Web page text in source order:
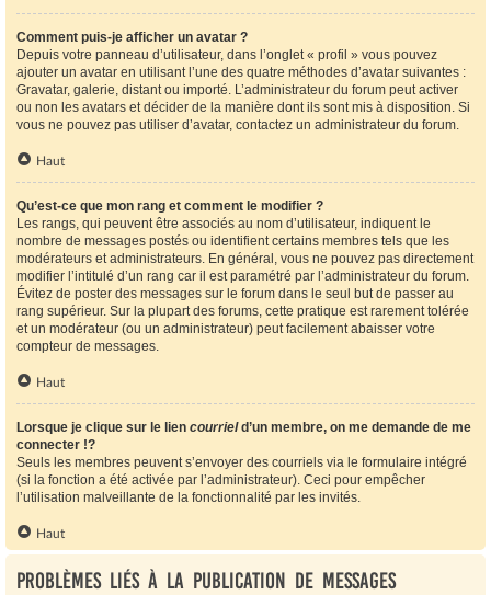
Comment puis-je afficher un avatar ?
Depuis votre panneau d’utilisateur, dans l’onglet « profil » vous pouvez
ajouter un avatar en utilisant l’une des quatre méthodes d’avatar suivantes :
Gravatar, galerie, distant ou importé. L’administrateur du forum peut activer
ou non les avatars et décider de la manière dont ils sont mis à disposition. Si
vous ne pouvez pas utiliser d’avatar, contactez un administrateur du forum.
Haut
Qu’est-ce que mon rang et comment le modifier ?
Les rangs, qui peuvent être associés au nom d’utilisateur, indiquent le
nombre de messages postés ou identifient certains membres tels que les
modérateurs et administrateurs. En général, vous ne pouvez pas directement
modifier l’intitulé d’un rang car il est paramétré par l’administrateur du forum.
Évitez de poster des messages sur le forum dans le seul but de passer au
rang supérieur. Sur la plupart des forums, cette pratique est rarement tolérée
et un modérateur (ou un administrateur) peut facilement abaisser votre
compteur de messages.
Haut
Lorsque je clique sur le lien courrield’un membre, on me demande de me
connecter !?
Seuls les membres peuvent s’envoyer des courriels via le formulaire intégré
(si la fonction a été activée par l’administrateur). Ceci pour empêcher
l’utilisation malveillante de la fonctionnalité par les invités.
Haut
Problèmes liés à la publication de messages